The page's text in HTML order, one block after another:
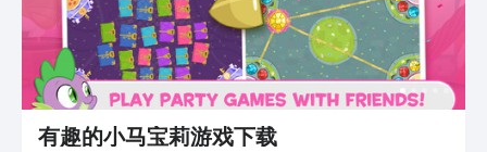
有趣的小马宝莉游戏下载